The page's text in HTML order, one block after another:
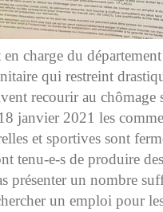
charge du
qui restreint
recourir au chômage
janvier 2021 les
et sportives sont
tenu-e-s de produire
présenter un nombre
un emploi pour